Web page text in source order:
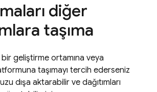
diğer
taşıma
bir geliştirme ortamına veya
taşımayı tercih ederseniz
dışa aktarabilir ve dağıtımları